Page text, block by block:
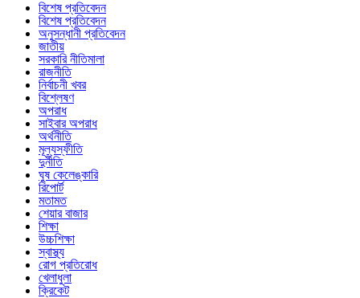
বিশেষ প্রতিবেদন
বিশেষ প্রতিবেদন
অনুসন্ধানী প্রতিবেদন
জাতীয়
সরকারি নীতিমালা
রাজনীতি
নির্বাচনী খবর
বিশ্লেষণ
অপরাধ
সাইবার অপরাধ
অর্থনীতি
মূল্যস্ফীতি
দুর্নীতি
ঘুষ কেলেঙ্কারি
রিপোর্ট
মতামত
শেয়ার বাজার
শিক্ষা
উচ্চশিক্ষা
স্বাস্থ্য
রোগ প্রতিরোধ
খেলাধুলা
ক্রিকেট